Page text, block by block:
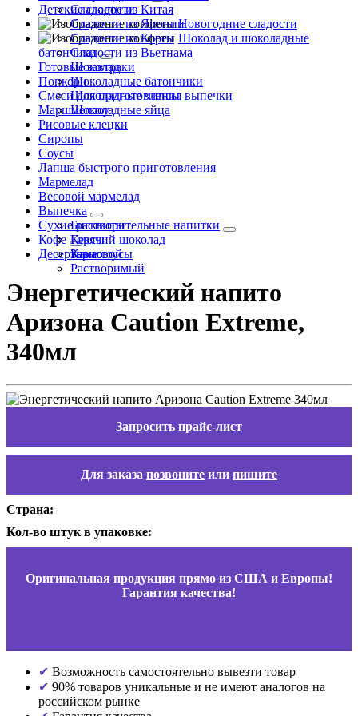
Сладости из Китая
Сладости из Японии
Сладости из Кореи
Сладости из Вьетнама
Детские сладости
Новогодние сладости
Шоколад и шоколадные
батончики
Шоколад
Шоколадные батончики
Шоколадные чипсы
Шоколадные яйца
Готовые завтраки
Попкорн
Смеси для приготовления выпечки
Маршмеллоу
Рисовые клецки
Сиропы
Соусы
Лапша быстрого приготовления
Мармелад
Весовой мармелад
Выпечка
Бисквиты
Кексы
Сухие растворительные напитки
Горячий шоколад
Какао
Кофе
Зерновой
Растворимый
Десертные соусы
Энергетический напито
Аризона Caution Extreme,
340мл
Запросить прайс-лист
Для заказа позвоните или пишите
Страна:
Кол-во штук в упаковке:
Оригинальная продукция прямо из США и Европы!
Гарантия качества!
Возможность самостоятельно вывезти товар
90% товаров уникальные и не имеют аналогов на
российском рынке